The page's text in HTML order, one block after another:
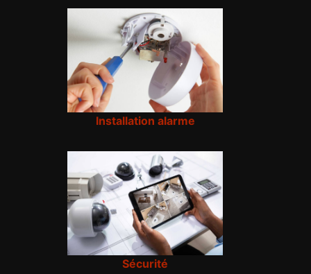
Installation alarme
Sécurité